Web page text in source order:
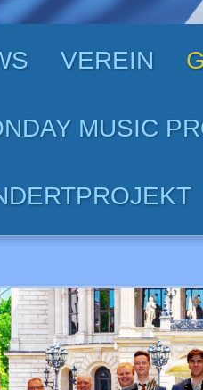
VEREIN
MUSIC